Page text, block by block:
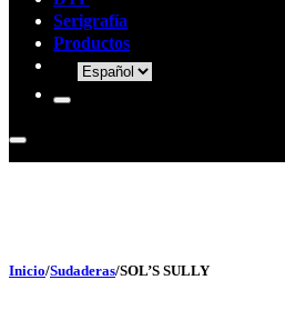
Serigrafía
Productos
Inicio/Sudaderas/SOL’S SULLY